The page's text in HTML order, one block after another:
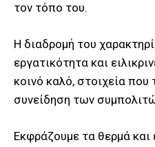
τον τόπο του.
Η διαδρομή του
εργατικότητα και
κοινό καλό, στοιχεία
συνείδηση των
Εκφράζουμε τα θερμά και